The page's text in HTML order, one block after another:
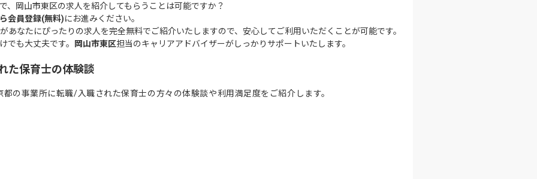
、岡山市東区の求人を紹介してもらうことは可能ですか？
会員登録(無料)にお進みください。
あなたにぴったりの求人を完全無料でご紹介いたしますので、安心してご利用いただくことが可能です。
でも大丈夫です。
岡山市東区担当のキャリアアドバイザーがしっかりサポートいたします。
た保育士の体験談
の事業所に転職/入職された保育士の方々の体験談や利用満足度をご紹介します。